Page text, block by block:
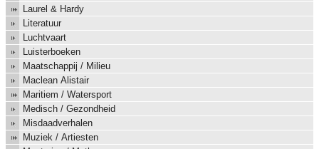
Laurel & Hardy
Literatuur
Luchtvaart
Luisterboeken
Maatschappij / Milieu
Maclean Alistair
Maritiem / Watersport
Medisch / Gezondheid
Misdaadverhalen
Muziek / Artiesten